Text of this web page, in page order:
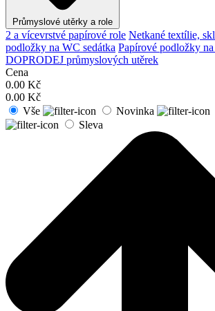
Průmyslové utěrky a role
2 a vícevrstvé papírové role Netkané textílie,
podložky na WC sedátka Papírové podložky
DOPRODEJ průmyslových utěrek
Cena
0.00 Kč
0.00 Kč
Vše
Novinka
Sleva